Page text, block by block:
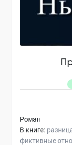
Роман
В книге:
фиктивные